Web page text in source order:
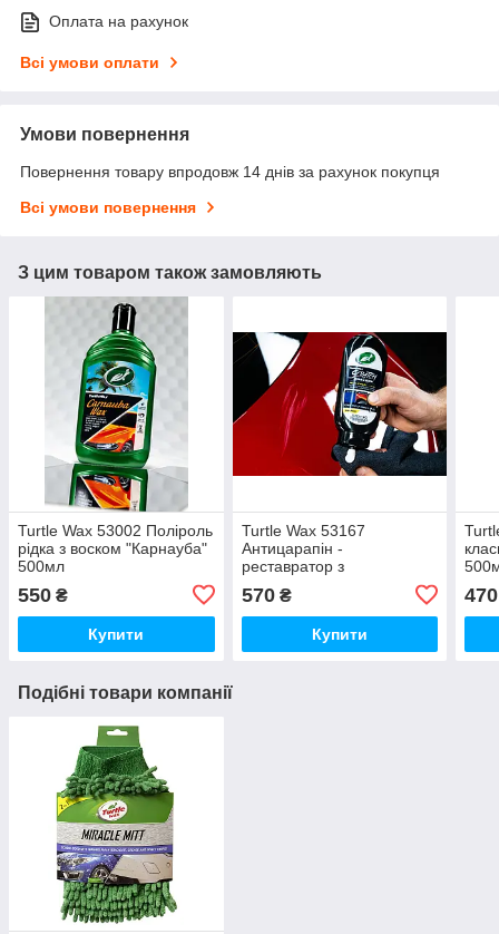
Оплата на рахунок
Всі умови оплати
Умови повернення
Повернення товару впродовж 14 днів за рахунок покупця
Всі умови повернення
З цим товаром також замовляють
Turtle Wax 53002 Поліроль
рідка з воском "Карнауба"
500мл
550 ₴
Купити
Turtle Wax 53167
Антицарапін -
реставратор з
компаундом 207 мл. EN.
NEW
570₴
Купити
470
Подібні товари компанії